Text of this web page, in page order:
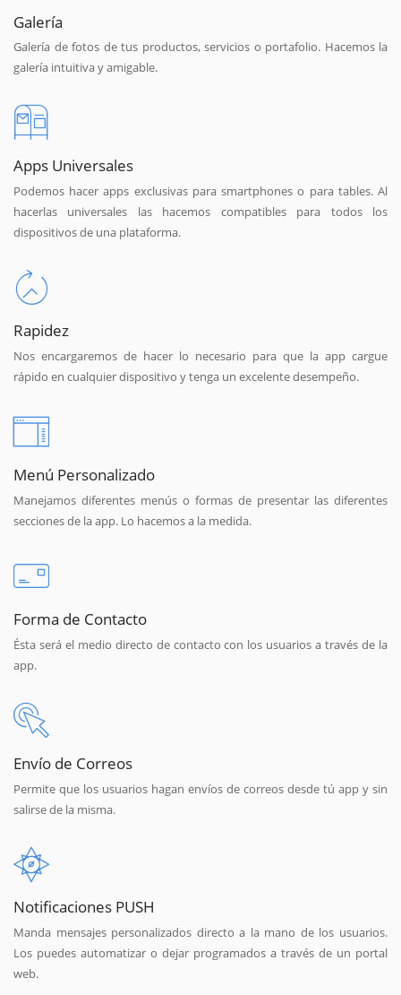
Galería
Galería de fotos de tus productos, servicios o portafolio. Hacemos la
galería intuitiva y amigable.
Apps Universales
Podemos hacer apps exclusivas para smartphones o para tables. Al
hacerlas universales las hacemos compatibles para todos los
dispositivos de una plataforma.
Rapidez
Nos encargaremos de hacer lo necesario para que la app cargue
rápido en cualquier dispositivo y tenga un excelente desempeño.
Menú Personalizado
Manejamos diferentes menús o formas de presentar las diferentes
secciones de la app. Lo hacemos a la medida.
Forma de Contacto
Ésta será el medio directo de contacto con los usuarios a través de la
app.
Envío de Correos
Permite que los usuarios hagan envíos de correos desde tú app y sin
salirse de la misma.
Notificaciones PUSH
Manda mensajes personalizados directo a la mano de los usuarios.
Los puedes automatizar o dejar programados a través de un portal
web.